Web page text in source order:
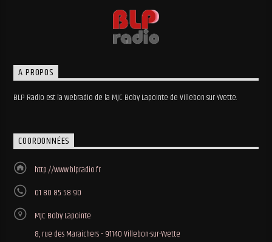
A PROPOS
BLP Radio est la webradio de la MJC Boby Lapointe de Villebon sur Yvette.
COORDONNÉES
http://www.blpradio.fr
01 80 85 58 90
MJC Boby Lapointe
8, rue des Maraichers • 91140 Villebon-sur-Yvette